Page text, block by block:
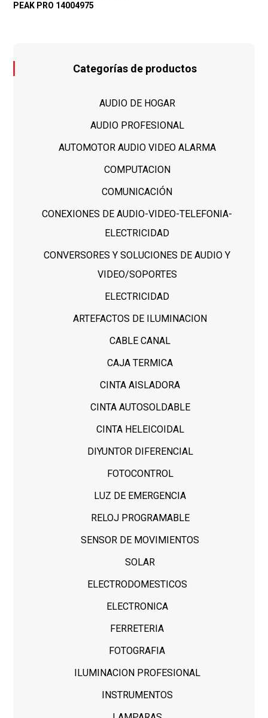
PEAK PRO 14004975
Categorías de productos
AUDIO DE HOGAR
AUDIO PROFESIONAL
AUTOMOTOR AUDIO VIDEO ALARMA
COMPUTACION
COMUNICACIÓN
CONEXIONES DE AUDIO-VIDEO-TELEFONIA-
ELECTRICIDAD
CONVERSORES Y SOLUCIONES DE AUDIO Y
VIDEO/SOPORTES
ELECTRICIDAD
ARTEFACTOS DE ILUMINACION
CABLE CANAL
CAJA TERMICA
CINTA AISLADORA
CINTA AUTOSOLDABLE
CINTA HELEICOIDAL
DIYUNTOR DIFERENCIAL
FOTOCONTROL
LUZ DE EMERGENCIA
RELOJ PROGRAMABLE
SENSOR DE MOVIMIENTOS
SOLAR
ELECTRODOMESTICOS
ELECTRONICA
FERRETERIA
FOTOGRAFIA
ILUMINACION PROFESIONAL
INSTRUMENTOS